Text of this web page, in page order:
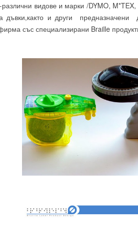
видове и марки /DYMO,
дъвки,както и други
със специализирани Braille